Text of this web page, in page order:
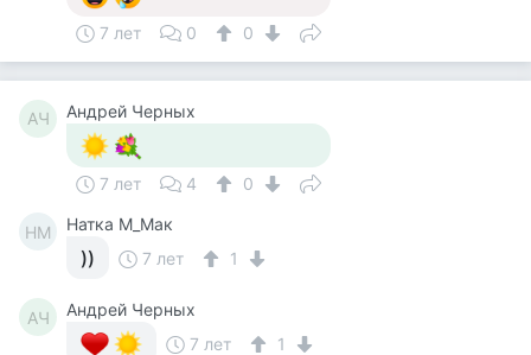
7 лет 0 0
АЧ Андрей Черных
7 лет 4 0
НМ Натка М_Мак
)) 7 лет 1
АЧ
Андрей Черных
7 лет
1